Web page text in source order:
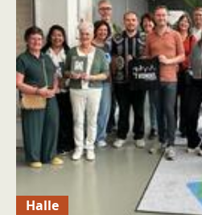
Halle